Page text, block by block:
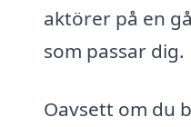
aktörer på en
som passar dig.
Oavsett om du